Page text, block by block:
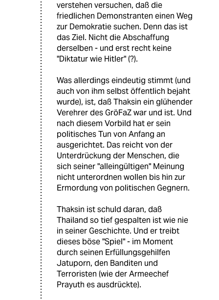
verstehen versuchen, daß die
friedlichen Demonstranten einen Weg
zur Demokratie suchen. Denn das ist
das Ziel. Nicht die Abschaffung
derselben - und erst recht keine
"Diktatur wie Hitler" (?).
Was allerdings eindeutig stimmt (und
auch von ihm selbst öffentlich bejaht
wurde), ist, daß Thaksin ein glühender
Verehrer des GröFaZ war und ist. Und
nach diesem Vorbild hat er sein
politisches Tun von Anfang an
ausgerichtet. Das reicht von der
Unterdrückung der Menschen, die
sich seiner "alleingültigen" Meinung
nicht unterordnen wollen bis hin zur
Ermordung von politischen Gegnern.
Thaksin ist schuld daran, daß
Thailand so tief gespalten ist wie nie
in seiner Geschichte. Und er treibt
dieses böse "Spiel" - im Moment
durch seinen Erfüllungsgehilfen
Jatuporn, den Banditen und
Terroristen (wie der Armeechef
Prayuth es ausdrückte).